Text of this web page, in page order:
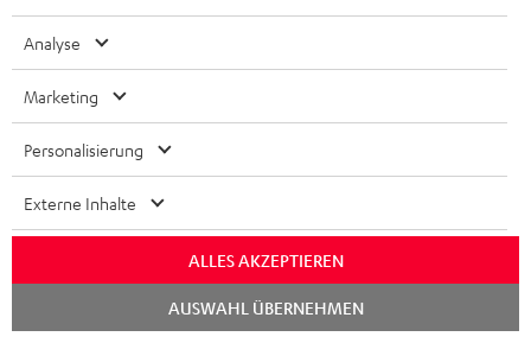
z
m
H
e
r
u
e
.
r
o
d
u
P
r
d
t
Hilfe zu diesem Produkt
n
f
Versandinfos
Analyse
Marketing
Personalisierung
Externe Inhalte
ALLES AKZEPTIEREN
AUSWAHL ÜBERNEHMEN